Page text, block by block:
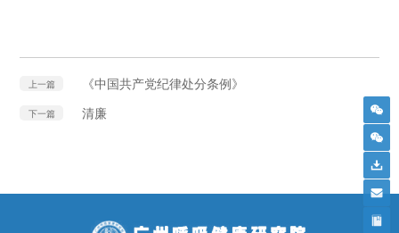
上一篇 《中国共产党纪律处分条例》
下一篇 清廉